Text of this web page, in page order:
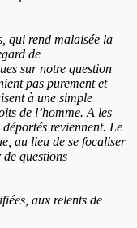
qui rend malaisée la
de
sur notre question
pas purement et
à une simple
de l’homme. A les
reviennent. Le
au lieu de se focaliser
questions
aux relents de